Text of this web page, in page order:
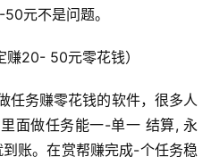
元不是问题。
赚20- 50元零花钱）
任务赚零花钱的软件，很多人
面做任务能一-单一 结算, 永
账。在赏帮赚完成-个任务稳